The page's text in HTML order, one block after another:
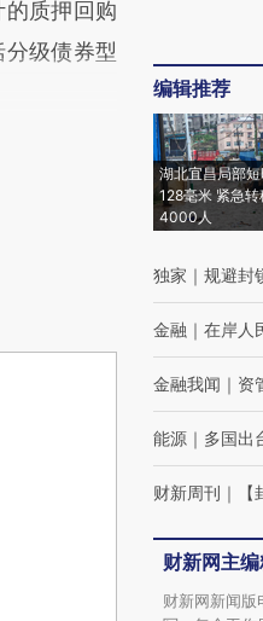
质押回购
级债券型
编辑推荐
湖北宜昌局部
128毫米 紧急转
4000人
独家 ｜ 规避封
金融 ｜ 在岸人
金融我闻 ｜ 资
能源 ｜ 多国出
财新周刊 ｜
财新网主
财新网新闻版